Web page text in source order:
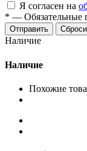
Я согласен на
* — Обязательные
Наличие
Наличие
Похожие